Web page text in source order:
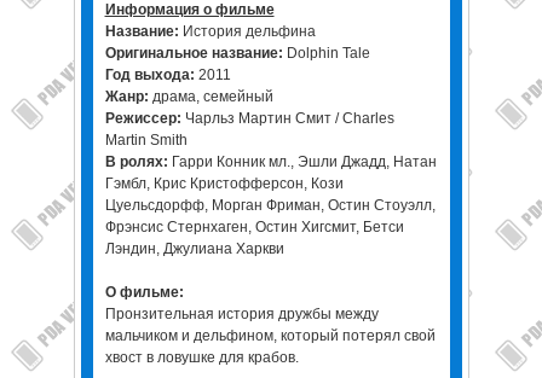
Информация о фильме
Название: История дельфина
Оригинальное название: Dolphin Tale
Год выхода: 2011
Жанр: драма, семейный
Режиссер: Чарльз Мартин Смит / Charles
Martin Smith
В ролях: Гарри Конник мл., Эшли Джадд, Натан
Гэмбл, Крис Кристофферсон, Кози
Цуельсдорфф, Морган Фриман, Остин Стоуэлл,
Фрэнсис Стернхаген, Остин Хигсмит, Бетси
Лэндин, Джулиана Харкви
О фильме:
Пронзительная история дружбы между
мальчиком и дельфином, который потерял свой
хвост в ловушке для крабов.